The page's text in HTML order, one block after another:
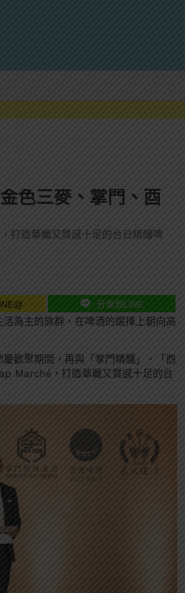
色三麥、掌門、酉
打造華麗又質感十足的台日精釀啤
分享到LINE
為主的族群，在啤酒的選擇上朝向高
歡聚期間，再與「掌門精釀」、「酉
Marché，打造華麗又質感十足的台